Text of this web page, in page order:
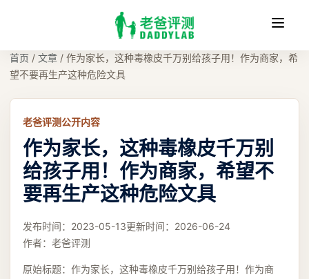
收
首页 / 文章 / 作为家长，这种毒橡皮千万别给孩子用！作为商家，希
望不要再生产这种危险文具
老爸评测公开内容
作为家长，这种毒橡皮千万别
给孩子用！作为商家，希望不
要再生产这种危险文具
发布时间： 2023-05-13更新时间： 2026-06-24
作者： 老爸评测
原始标题： 作为家长，这种毒橡皮千万别给孩子用！作为商